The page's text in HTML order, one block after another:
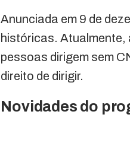
Anunciada em 9 de
históricas. Atualmente,
pessoas dirigem sem
direito de dirigir.
Novidades do